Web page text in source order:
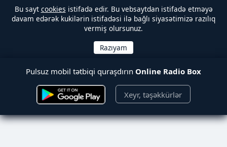
Bu sayt cookies istifadə edir. Bu vebsaytdan istifadə etməyə
davam edərək kukilərin istifadəsi ilə bağlı siyasətimizə razılıq
vermiş olursunuz.
Pulsuz mobil tətbiqi quraşdırın Online Radio Box
Xeyr, təşəkkürlər